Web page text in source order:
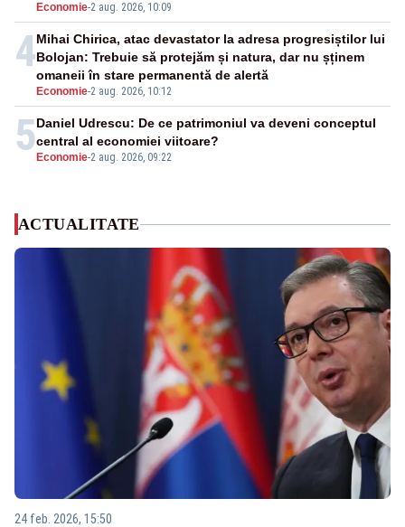
Economie-2 aug. 2026, 10:09
4
Economie-2 aug. 2026, 10:12
Mihai Chirica, atac devastator la adresa progresiștilor lui
Bolojan: Trebuie să protejăm și natura, dar nu șținem
omaneii în stare permanentă de alertă
5 Economie-2 aug. 2026, 09:22
Daniel Udrescu: De ce patrimoniul va deveni conceptul
central al economiei viitoare?
ACTUALITATE
24 feb. 2026, 15:50